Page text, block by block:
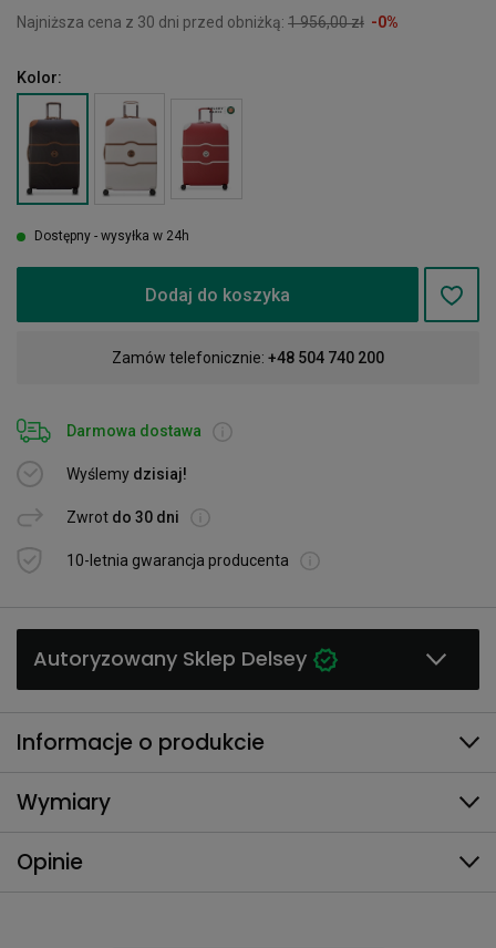
Najniższa cena z 30 dni przed obniżką: 1 956,00 zł -0%
Kolor:
Dostępny - wysyłka w 24h
Dodaj do koszyka
Zamów telefonicznie: +48 504 740 200
Darmowa dostawa
Wyślemy dzisiaj!
Zwrot do 30 dni
10-letnia gwarancja producenta
Autoryzowany Sklep Delsey
Informacje o produkcie
Wymiary
Opinie